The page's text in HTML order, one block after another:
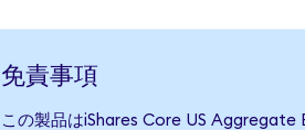
免責事項
この製品はiShares Core US Aggregate